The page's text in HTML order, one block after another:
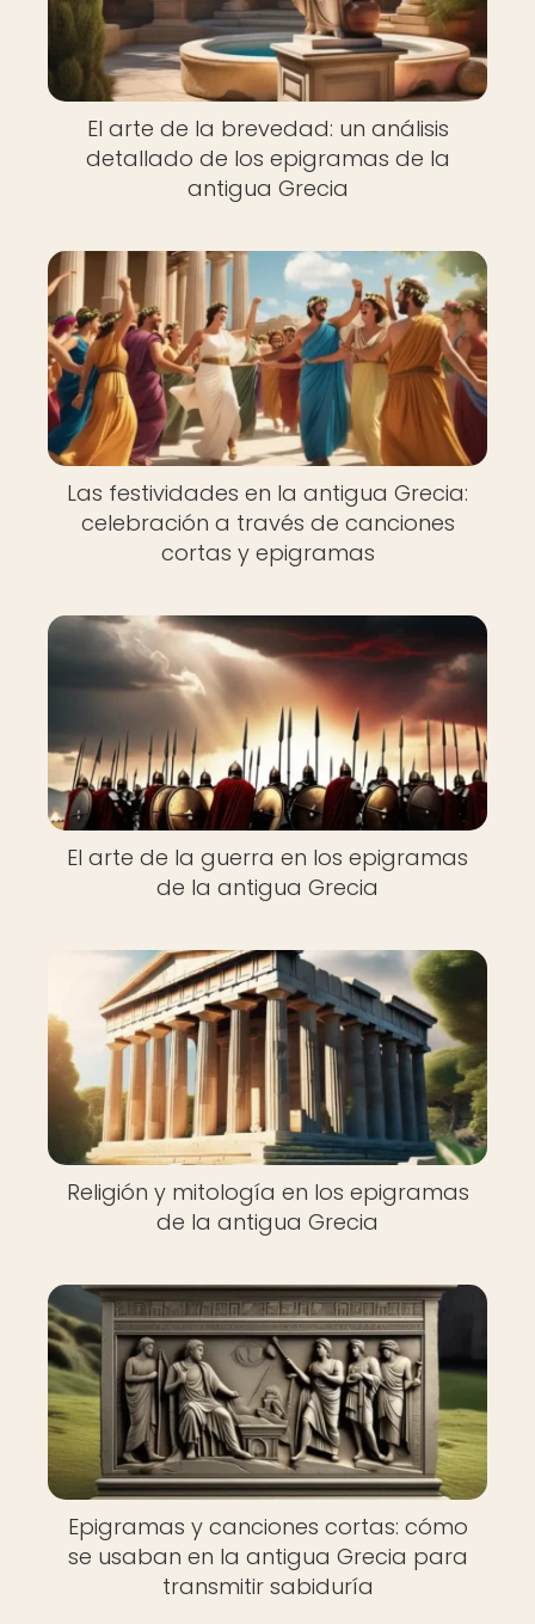
El arte de la brevedad: un análisis
detallado de los epigramas de la
antigua Grecia
Las festividades en la antigua Grecia:
celebración a través de canciones
cortas y epigramas
El arte de la guerra en los epigramas
de la antigua Grecia
Religión y mitología en los epigramas
de la antigua Grecia
Epigramas y canciones cortas: cómo
se usaban en la antigua Grecia para
transmitir sabiduría